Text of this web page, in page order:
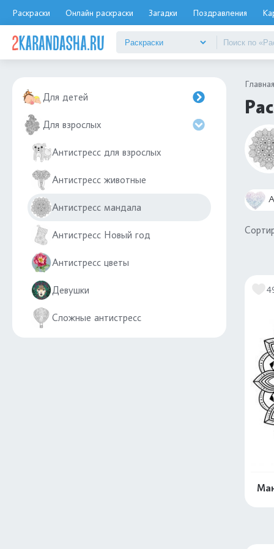
Раскраски Онлайн раскраски Загадки Поздравления
Для детей
Для взрослых
Антистресс для взрослых
Антистресс животные
Антистресс мандала
Антистресс Новый год
Антистресс цветы
Девушки
Сложные антистресс
Главная